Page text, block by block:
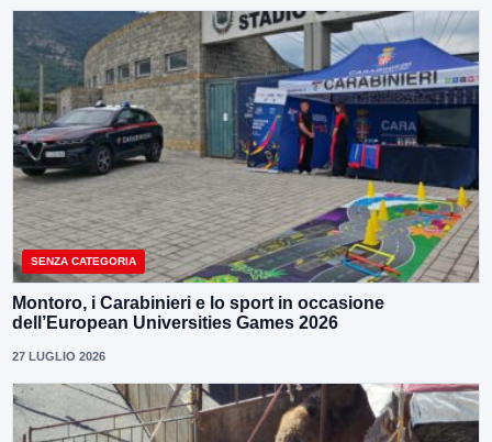
SENZA CATEGORIA
Montoro, i Carabinieri e lo sport in occasione
dell’European Universities Games 2026
27 LUGLIO 2026